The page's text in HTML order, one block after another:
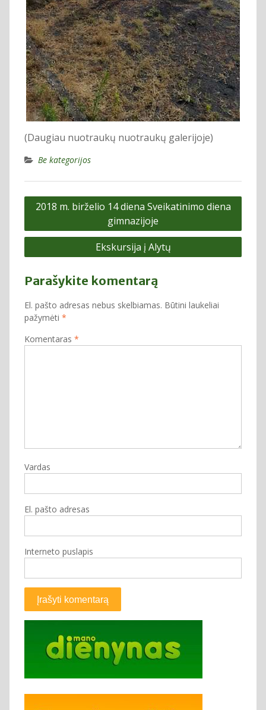
(Daugiau nuotraukų nuotraukų galerijoje)
Be kategorijos
Navigacija
įrašų
2018 m. birželio 14 diena Sveikatinimo diena
gimnazijoje
Ekskursija į Alytų
Parašykite komentarą
El. pašto adresas nebus skelbiamas. Būtini laukeliai
pažymėti *
Komentaras *
Vardas
El. pašto adresas
Interneto puslapis